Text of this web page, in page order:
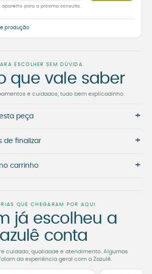
aparelho para a próxima consulta.
produção
ESCOLHER SEM DÚVIDA
que vale saber
e cuidados, tudo bem explicadinho.
peça +
de finalizar +
carrinho +
QUE CHEGARAM POR AQUI
já escolheu a
conta
cuidado, qualidade e atendimento. Algumas
da experiência geral com a Zazulê.